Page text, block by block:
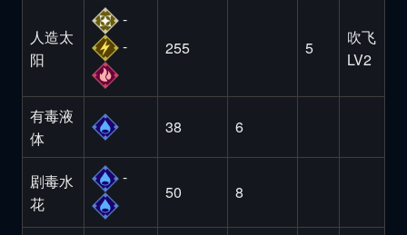
人造太
阳
-
-
255 5
吹飞
LV2
有毒液
体
38 6
剧毒水
花
-
50 8